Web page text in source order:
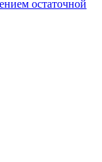
остаточной